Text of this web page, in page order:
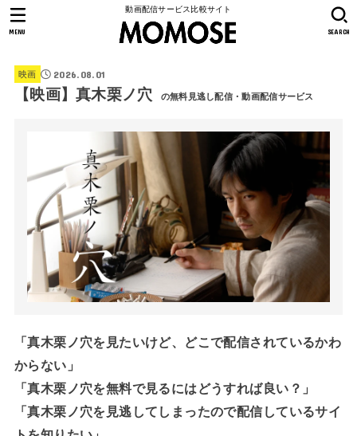
動画配信サービス比較サイト
SEARCH
MENU
映画 2026.08.01
【映画】真木栗ノ穴 の無料見逃し配信・動画配信サービス
「真木栗ノ穴を見たいけど、どこで配信されているかわ
からない」
「真木栗ノ穴を無料で見るにはどうすれば良い？」
「真木栗ノ穴を見逃してしまったので配信しているサイ